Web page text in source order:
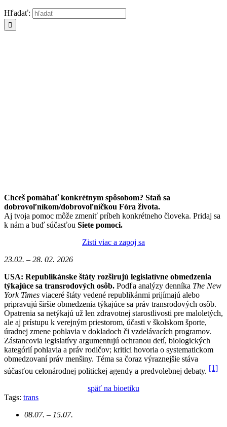
Hľadať:
Chceš pomáhať konkrétnym spôsobom? Staň sa
dobrovoľníkom/dobrovoľníčkou Fóra života.
Aj tvoja pomoc môže zmeniť príbeh konkrétneho človeka. Pridaj sa
k nám a buď súčasťou Siete pomoci.
Zisti viac a zapoj sa
23.02. – 28. 02. 2026
USA: Republikánske štáty rozširujú legislatívne obmedzenia
týkajúce sa transrodových osôb. Podľa analýzy denníka The New
York Times viaceré štáty vedené republikánmi prijímajú alebo
pripravujú širšie obmedzenia týkajúce sa práv transrodových osôb.
Opatrenia sa netýkajú už len zdravotnej starostlivosti pre maloletých,
ale aj prístupu k verejným priestorom, účasti v školskom športe,
úradnej zmene pohlavia v dokladoch či vzdelávacích programov.
Zástancovia legislatívy argumentujú ochranou detí, biologických
kategórií pohlavia a práv rodičov; kritici hovoria o systematickom
obmedzovaní práv menšiny. Téma sa čoraz výraznejšie stáva
súčasťou celonárodnej politickej agendy a predvolebnej debaty. [1]
späť na bioetiku
Tags: trans
08.07. – 15.07.